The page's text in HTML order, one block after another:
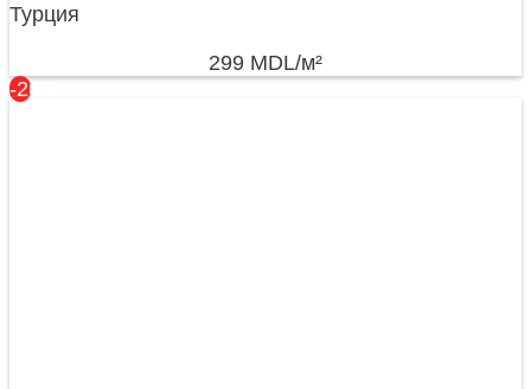
Турция
299 MDL/м²
-26%